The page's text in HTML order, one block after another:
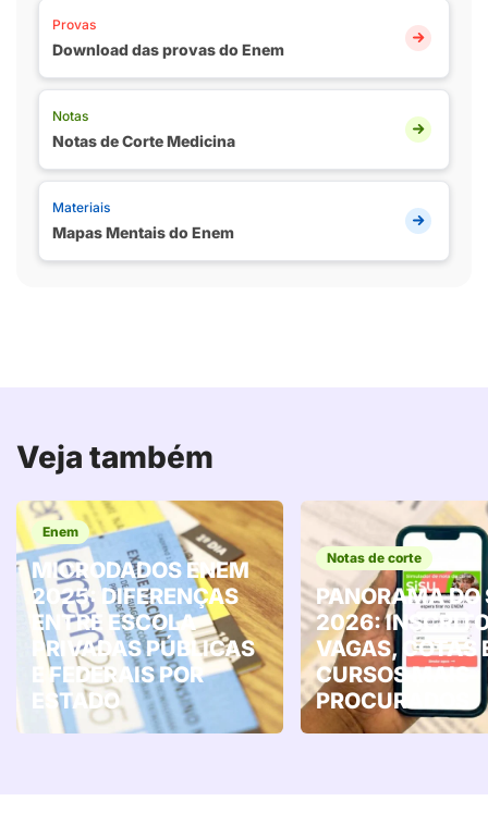
Provas
Download das provas do Enem
Notas
Notas de Corte Medicina
Materiais
Mapas Mentais do Enem
Veja também
Enem
MICRODADOS ENEM
2025: DIFERENÇAS
ENTRE ESCOLA
PRIVADAS PÚBLICAS
E FEDERAIS POR
ESTADO
Notas de corte
PANORAMA DO
2026:
VAGAS, COTAS
CURSOS MAIS
PROCURADOS